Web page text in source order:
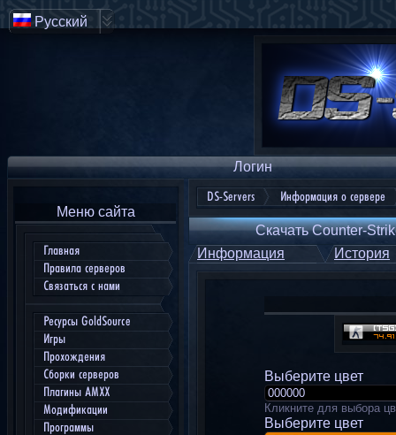
Логин
Меню сайта
Главная
Правила серверов
Связаться с нами
Ресурсы GoldSource
Игры
Прохождения
Сборки серверов
Плагины AMXX
Модификации
Программы
DS-Servers Информация о сервере
Скачать Counter-
Информация
История
Выберите цвет
Кликните для выбора
Выберите цвет
Русский